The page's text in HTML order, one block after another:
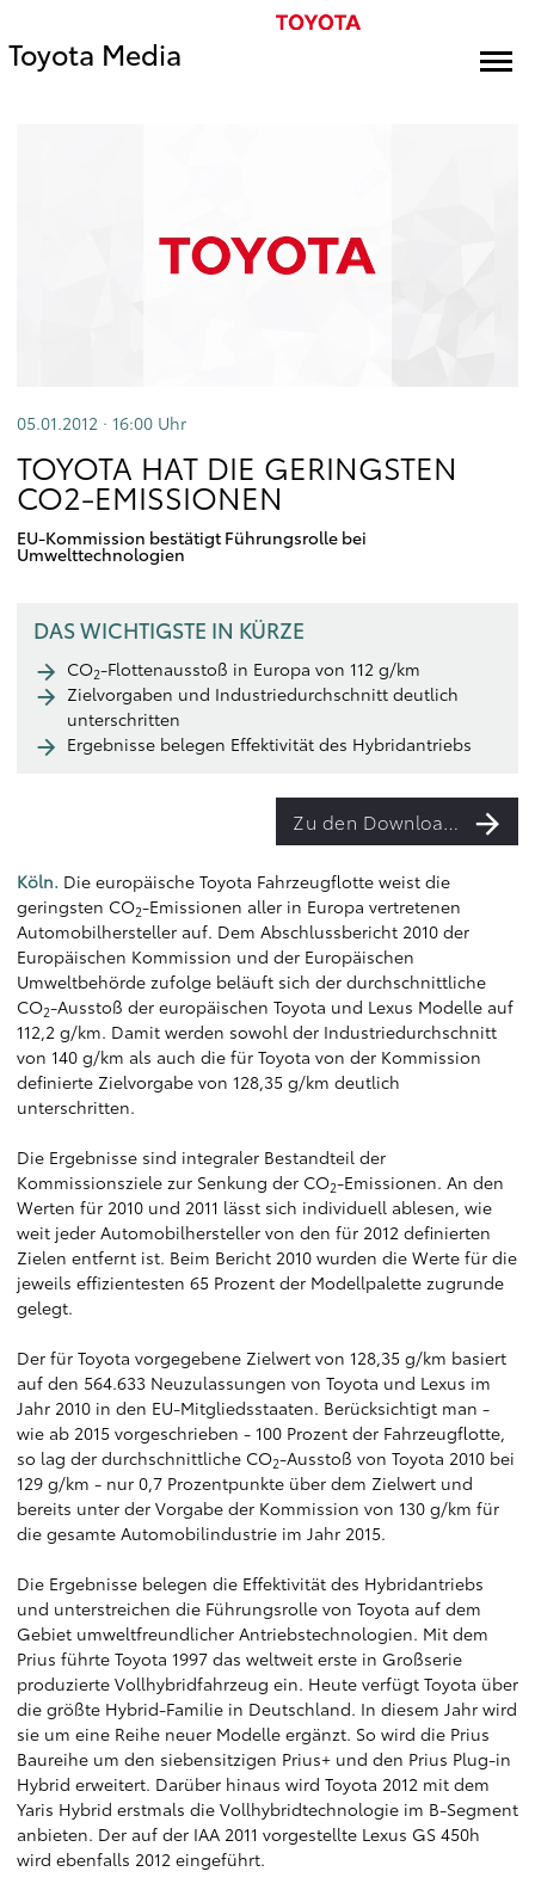
Toyota Media
05.01.2012 · 16:00 Uhr
TOYOTA HAT DIE GERINGSTEN
CO2-EMISSIONEN
EU-Kommission bestätigt Führungsrolle bei
Umwelttechnologien
DAS WICHTIGSTE IN KÜRZE
CO2-Flottenausstoß in Europa von 112 g/km
Zielvorgaben und Industriedurchschnitt deutlich
unterschritten
Ergebnisse belegen Effektivität des Hybridantriebs
Zu den Downloads
Köln. Die europäische Toyota Fahrzeugflotte weist die
geringsten CO2-Emissionen aller in Europa vertretenen
Automobilhersteller auf. Dem Abschlussbericht 2010 der
Europäischen Kommission und der Europäischen
Umweltbehörde zufolge beläuft sich der durchschnittliche
CO2-Ausstoß der europäischen Toyota und Lexus Modelle auf
112,2 g/km. Damit werden sowohl der Industriedurchschnitt
von 140 g/km als auch die für Toyota von der Kommission
definierte Zielvorgabe von 128,35 g/km deutlich
unterschritten.
Die Ergebnisse sind integraler Bestandteil der
Kommissionsziele zur Senkung der CO2-Emissionen. An den
Werten für 2010 und 2011 lässt sich individuell ablesen, wie
weit jeder Automobilhersteller von den für 2012 definierten
Zielen entfernt ist. Beim Bericht 2010 wurden die Werte für die
jeweils effizientesten 65 Prozent der Modellpalette zugrunde
gelegt.
Der für Toyota vorgegebene Zielwert von 128,35 g/km basiert
auf den 564.633 Neuzulassungen von Toyota und Lexus im
Jahr 2010 in den EU-Mitgliedsstaaten. Berücksichtigt man -
wie ab 2015 vorgeschrieben - 100 Prozent der Fahrzeugflotte,
so lag der durchschnittliche CO2-Ausstoß von Toyota 2010 bei
129 g/km - nur 0,7 Prozentpunkte über dem Zielwert und
bereits unter der Vorgabe der Kommission von 130 g/km für
die gesamte Automobilindustrie im Jahr 2015.
Die Ergebnisse belegen die Effektivität des Hybridantriebs
und unterstreichen die Führungsrolle von Toyota auf dem
Gebiet umweltfreundlicher Antriebstechnologien. Mit dem
Prius führte Toyota 1997 das weltweit erste in Großserie
produzierte Vollhybridfahrzeug ein. Heute verfügt Toyota über
die größte Hybrid-Familie in Deutschland. In diesem Jahr wird
sie um eine Reihe neuer Modelle ergänzt. So wird die Prius
Baureihe um den siebensitzigen Prius+ und den Prius Plug-in
Hybrid erweitert. Darüber hinaus wird Toyota 2012 mit dem
Yaris Hybrid erstmals die Vollhybridtechnologie im B-Segment
anbieten. Der auf der IAA 2011 vorgestellte Lexus GS 450h
wird ebenfalls 2012 eingeführt.